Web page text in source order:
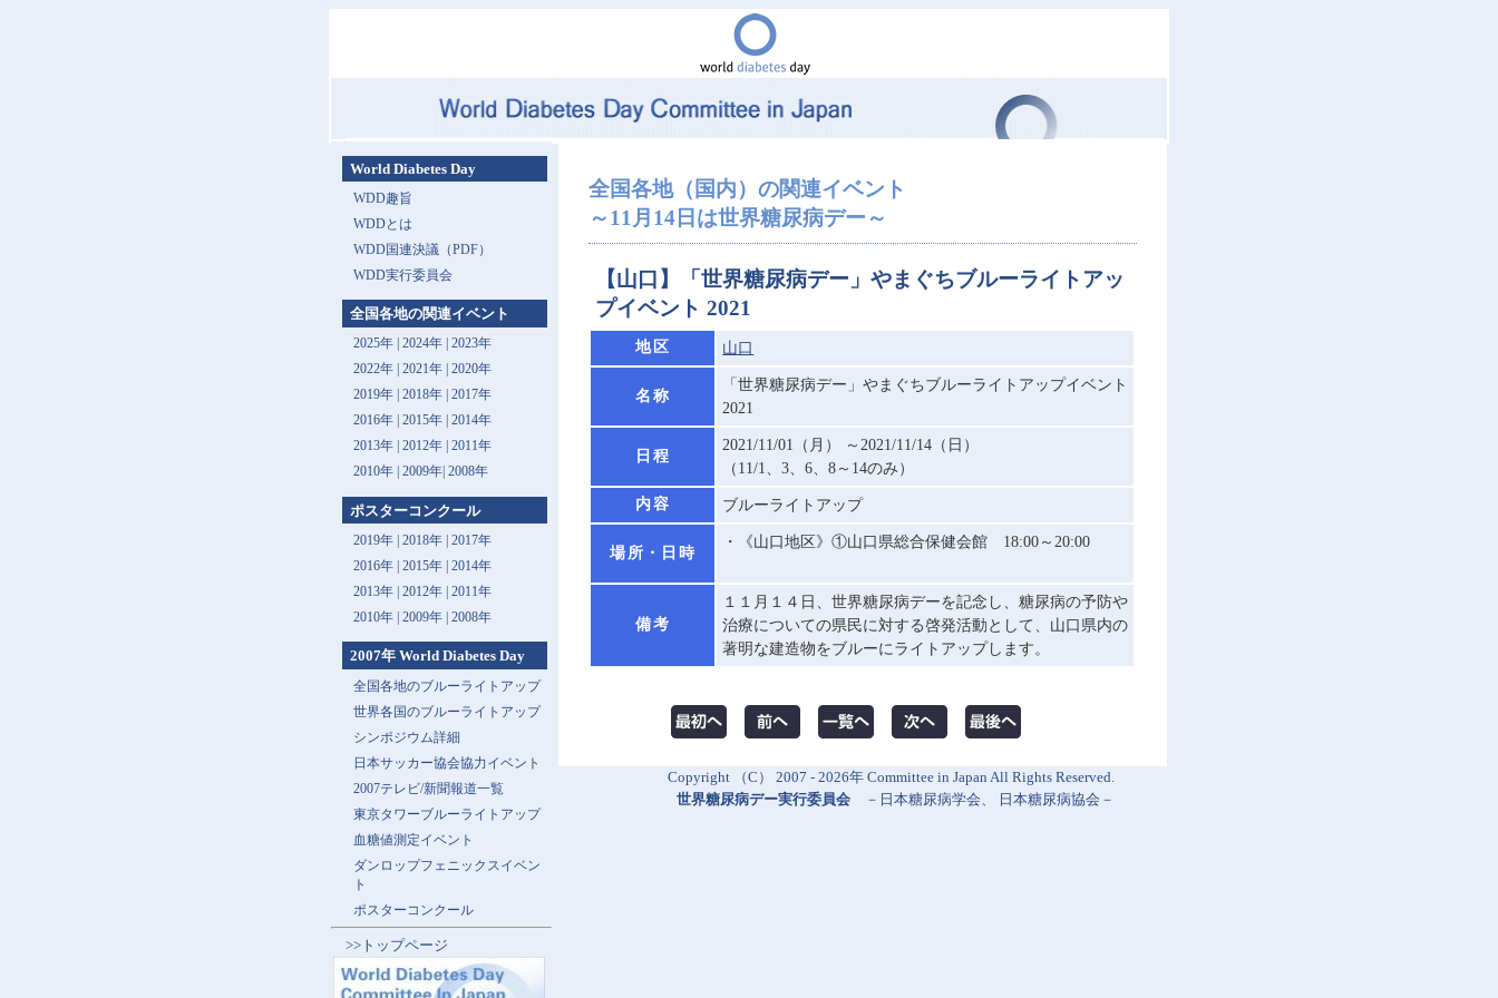
全国各地（国内）の関連イベント
～11月14日は世界糖尿病デー～
【山口】「世界糖尿病デー」やまぐちブルーライトアッ
プイベント 2021
地区 山口
名称
「世界糖尿病デー」やまぐちブルーライトアップイベント
2021
日程
2021/11/01（月） ～2021/11/14（日）
（11/1、3、6、8～14のみ）
内容 ブルーライトアップ
場所・日時
・《山口地区》①山口県総合保健会館 18:00～20:00
備考
１１月１４日、世界糖尿病デーを記念し、糖尿病の予防や
治療についての県民に対する啓発活動として、山口県内の
著明な建造物をブルーにライトアップします。
World Diabetes Day
WDD趣旨
WDDとは
WDD国連決議（PDF）
WDD実行委員会
全国各地の関連イベント
2025年| 2024年| 2023年
2022年| 2021年| 2020年
2019年| 2018年| 2017年
2016年| 2015年| 2014年
2013年 | 2012年| 2011年
2010年| 2009年| 2008年
ポスターコンクール
2019年 | 2018年 | 2017年
2016年 | 2015年 | 2014年
2013年 | 2012年 | 2011年
2010年 | 2009年 | 2008年
2007年 World Diabetes Day
全国各地のブルーライトアップ
世界各国のブルーライトアップ
シンポジウム詳細
日本サッカー協会協力イベント
2007テレビ/新聞報道一覧
東京タワーブルーライトアップ
血糖値測定イベント
ダンロップフェニックスイベン
ト
ポスターコンクール
>>トップページ
Copyright （C） 2007 - 2026年 Committee in Japan All Rights Reserved.
世界糖尿病デー実行委員会 － 日本糖尿病学会 日本糖尿病協会 －